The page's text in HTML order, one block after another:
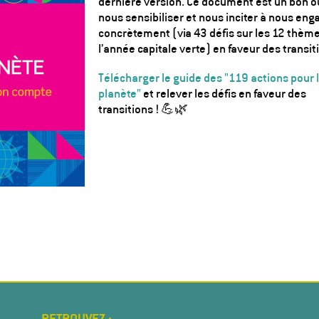
nous sensibiliser et nous inciter à nous
concrètement (via 43 défis sur les 12
l’année capitale verte) en faveur des
Télécharger le guide des "119 actions pour
planète" et relever les défis en faveur des
transitions ! 💪🌿